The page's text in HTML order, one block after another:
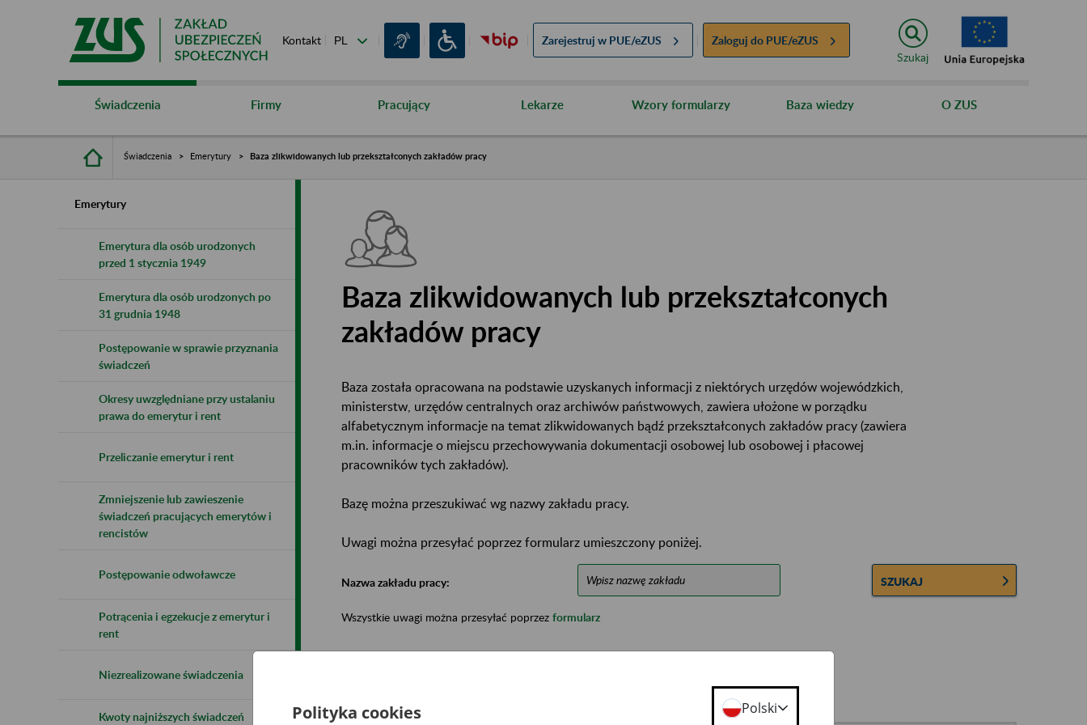
Kontakt Zarejestruj w PUE/eZUS Zaloguj do PUE/eZUS
Szukaj
Świadczenia Firmy Pracujący Lekarze Wzory formularzy Baza wiedzy O ZUS
Świadczenia Emerytury Baza zlikwidowanych lub przekształconych zakładów pracy
Emerytury
Emerytura dla osób urodzonych
przed 1 stycznia 1949
Emerytura dla osób urodzonych po
31 grudnia 1948
Postępowanie w sprawie przyznania
świadczeń
Okresy uwzględniane przy ustalaniu
prawa do emerytur i rent
Przeliczanie emerytur i rent
Zmniejszenie lub zawieszenie
świadczeń pracujących emerytów i
rencistów
Postępowanie odwoławcze
Potrącenia i egzekucje z emerytur i
rent
Niezrealizowane świadczenia
Kwoty najniższych świadczeń
Baza zlikwidowanych lub przekształconych
zakładów pracy
Baza została opracowana na podstawie uzyskanych informacji z niektórych urzędów wojewódzkich,
ministerstw, urzędów centralnych oraz archiwów państwowych, zawiera ułożone w porządku
alfabetycznym informacje na temat zlikwidowanych bądź przekształconych zakładów pracy (zawiera
m.in. informacje o miejscu przechowywania dokumentacji osobowej lub osobowej i płacowej
pracowników tych zakładów).
Bazę można przeszukiwać wg nazwy zakładu pracy.
Uwagi można przesyłać poprzez formularz umieszczony poniżej.
Nazwa zakładu pracy: SZUKAJ
Wszystkie uwagi można przesyłać poprzez formularz
Polityka cookies Polski